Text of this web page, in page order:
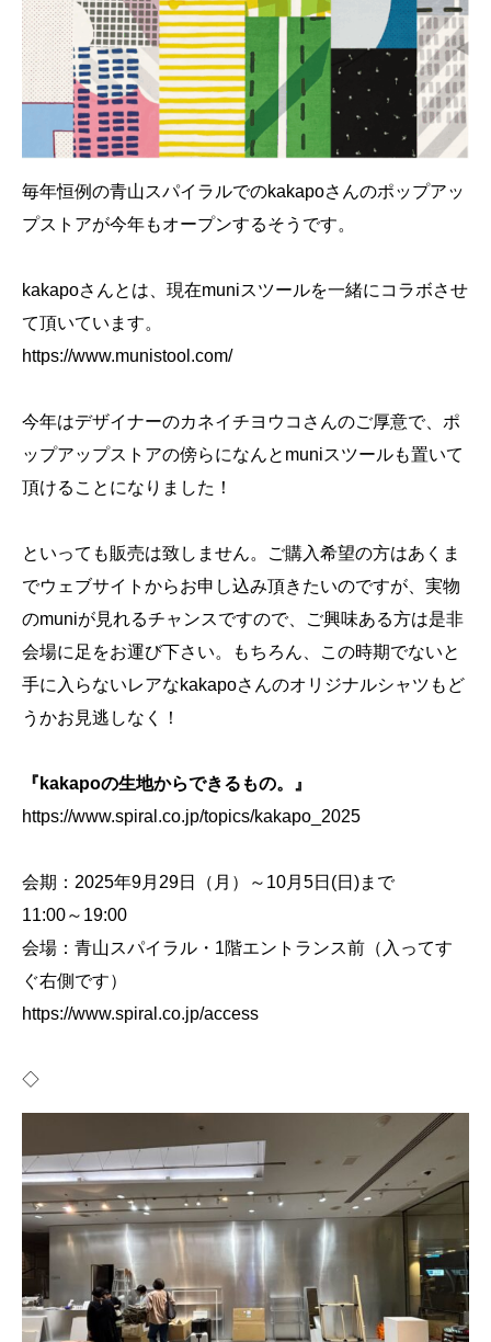
毎年恒例の青山スパイラルでのkakapoさんのポップアッ
プストアが今年もオープンするそうです。
kakapoさんとは、現在muniスツールを一緒にコラボさせ
て頂いています。
https://www.munistool.com/
今年はデザイナーのカネイチヨウコさんのご厚意で、ポ
ップアップストアの傍らになんとmuniスツールも置いて
頂けることになりました！
といっても販売は致しません。ご購入希望の方はあくま
でウェブサイトからお申し込み頂きたいのですが、実物
のmuniが見れるチャンスですので、ご興味ある方は是非
会場に足をお運び下さい。もちろん、この時期でないと
手に入らないレアなkakapoさんのオリジナルシャツもど
うかお見逃しなく！
『kakapoの生地からできるもの。』
https://www.spiral.co.jp/topics/kakapo_2025
会期：2025年9月29日（月）～10月5日(日)まで
11:00～19:00
会場：青山スパイラル・1階エントランス前（入ってす
ぐ右側です）
https://www.spiral.co.jp/access
◇